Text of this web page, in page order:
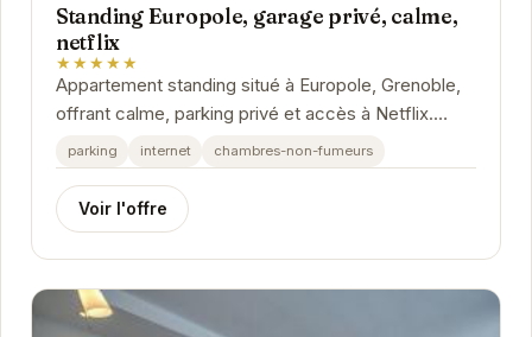
Standing Europole, garage privé, calme,
netflix
★★★★★
Appartement standing situé à Europole, Grenoble,
offrant calme, parking privé et accès à Netflix.
Idéal pour un séjour confortable et relaxant.
parking internet chambres-non-fumeurs
Voir l'offre